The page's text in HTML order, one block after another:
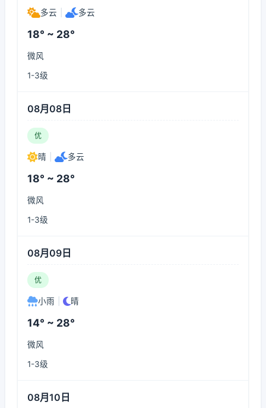
多云 多云
18° ~ 28°
微风
1-3级
08月08日
优
晴 多云
18° ~ 28°
微风
1-3级
08月09日
优
小雨 晴
14° ~ 28°
微风
1-3级
08月10日